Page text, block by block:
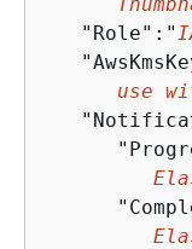
   "Role":"
use